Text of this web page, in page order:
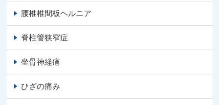
腰椎椎間板ヘルニア
脊柱管狭窄症
坐骨神経痛
ひざの痛み